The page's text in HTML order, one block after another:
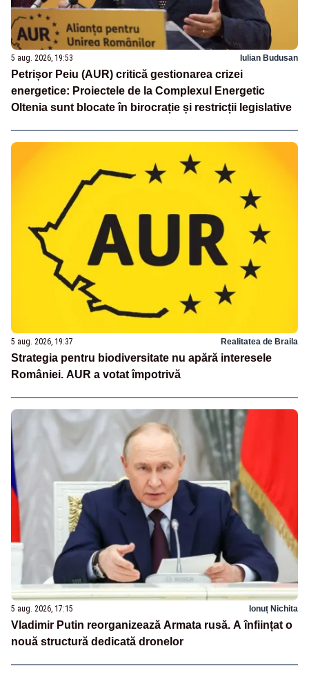
5 aug. 2026, 19:53 Iulian Budusan
Petrișor Peiu (AUR) critică gestionarea crizei
energetice: Proiectele de la Complexul Energetic
Oltenia sunt blocate în birocrație și restricții legislative
5 aug. 2026, 19:37 Realitatea de Braila
Strategia pentru biodiversitate nu apără interesele
României. AUR a votat împotrivă
5 aug. 2026, 17:15 Ionuț Nichita
Vladimir Putin reorganizează Armata rusă. A înființat o
nouă structură dedicată dronelor